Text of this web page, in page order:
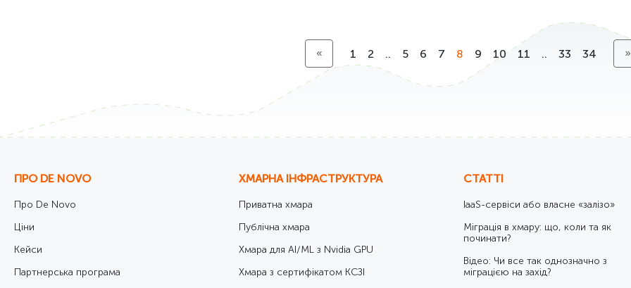
« 1 2 .. 5 6 7 8 9 10 11 .. 33 34 »
ПРО DE NOVO
Про De Novo
Ціни
Кейси
Партнерська програма
ХМАРНА ІНФРАСТРУКТУРА
Приватна хмара
Публічна хмара
Хмара для AI/ML з Nvidia GPU
Хмара з сертифікатом КСЗІ
СТАТТІ
IaaS-сервіси або власне «залізо»
Міграція в хмару: що, коли та як
починати?
Відео: Чи все так однозначно з
міграцією на захід?